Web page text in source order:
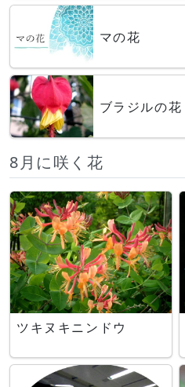
マの花
ブラジルの花
8月に咲く花
ツキヌキニンドウ